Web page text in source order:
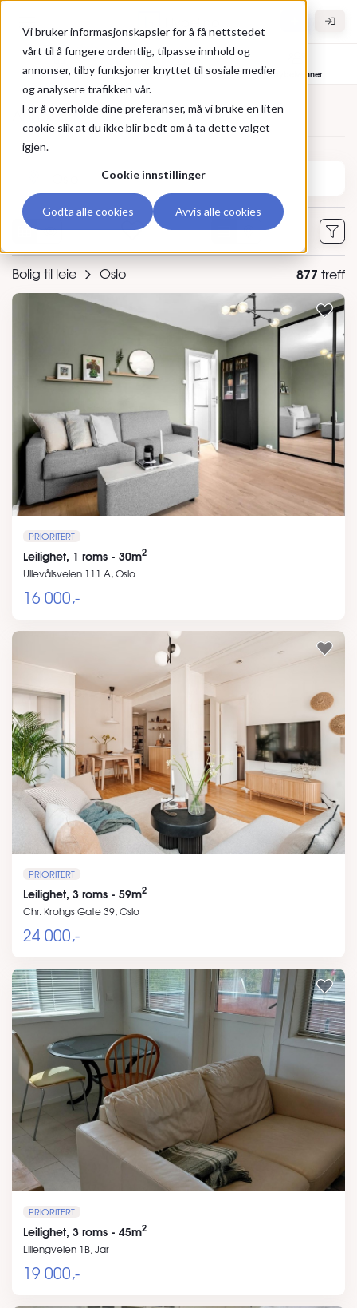
Vi bruker informasjonskapsler for å få nettstedet
vårt til å fungere ordentlig, tilpasse innhold og
annonser, tilby funksjoner knyttet til sosiale medier
og analysere trafikken vår.
For å overholde dine preferanser, må vi bruke en liten
cookie slik at du ikke blir bedt om å ta dette valget
igjen.
Cookie innstillinger
Godta alle cookies Avvis alle cookies
Bolig til leie Leietakere Hybelvenner
Annonser
0
Bolig til leie Oslo 877 treff
PRIORITERT
Leilighet, 1 roms - 30m2
Ullevålsveien 111 A, Oslo
16 000,-
PRIORITERT
Leilighet, 3 roms - 59m2
Chr. Krohgs Gate 39, Oslo
24 000,-
PRIORITERT
Leilighet, 3 roms - 45m2
Lillengveien 1B, Jar
19 000,-